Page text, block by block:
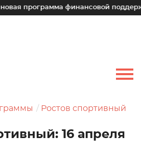
финансовой поддержки для
Ростов спортивный
16 апреля